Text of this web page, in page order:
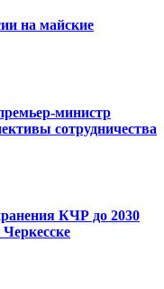
на майские
министр
сотрудничества
КЧР до 2030